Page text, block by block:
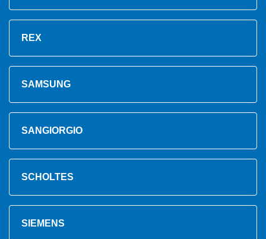
REX
SAMSUNG
SANGIORGIO
SCHOLTES
SIEMENS